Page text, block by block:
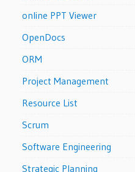
online PPT Viewer
OpenDocs
ORM
Project Management
Resource List
Scrum
Software Engineering
Strategic Planning